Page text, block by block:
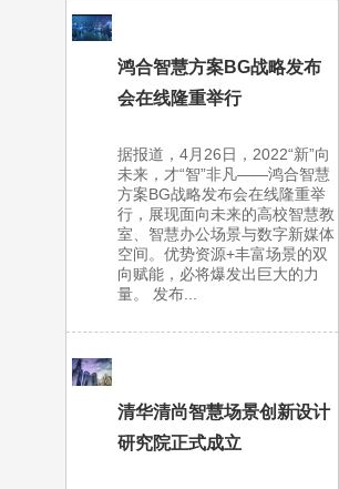
鸿合智慧方案BG战略发布
会在线隆重举行
据报道，4月26日，2022“新”向
未来，才“智”非凡——鸿合智慧
方案BG战略发布会在线隆重举
行，展现面向未来的高校智慧教
室、智慧办公场景与数字新媒体
空间。优势资源+丰富场景的双
向赋能，必将爆发出巨大的力
量。 发布...
清华清尚智慧场景创新设计
研究院正式成立